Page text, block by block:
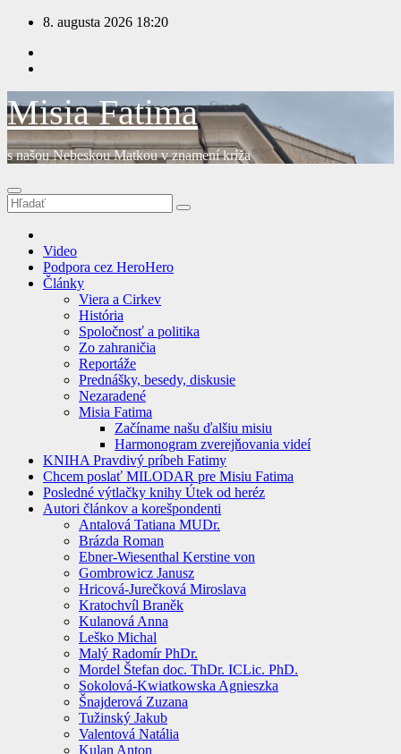
Prejsť
obsah
8. augusta 2026 18:20
Misia Fatima
s našou Nebeskou Matkou v znamení kríža
Video
Podpora cez HeroHero
Články
Viera a Cirkev
História
Spoločnosť a politika
Zo zahraničia
Reportáže
Prednášky, besedy, diskusie
Nezaradené
Misia Fatima
Začíname našu ďalšiu misiu
Harmonogram zverejňovania videí
KNIHA Pravdivý príbeh Fatimy
Chcem poslať MILODAR pre Misiu Fatima
Posledné výtlačky knihy Útek od heréz
Autori článkov a korešpondenti
Antalová Tatiana MUDr.
Brázda Roman
Ebner-Wiesenthal Kerstine von
Gombrowicz Janusz
Hricová-Jurečková Miroslava
Kratochvíl Braněk
Kulanová Anna
Leško Michal
Malý Radomír PhDr.
Mordel Štefan doc. ThDr. ICLic. PhD.
Sokolová-Kwiatkowska Agnieszka
Šnajderová Zuzana
Tužinský Jakub
Valentová Natália
Kulan Anton